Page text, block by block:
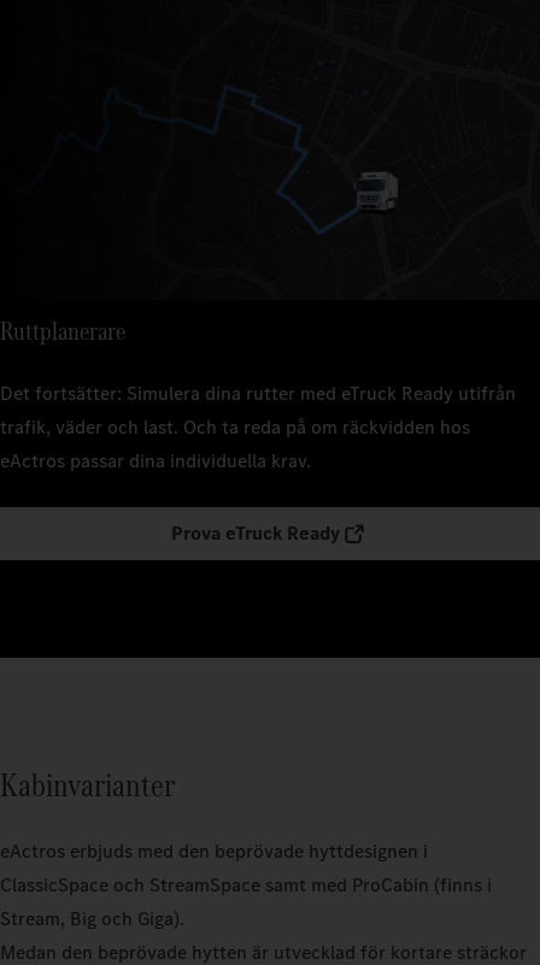
Ruttplanerare
Det fortsätter: Simulera dina rutter med eTruck Ready utifrån
trafik, väder och last. Och ta reda på om räckvidden hos
eActros passar dina individuella krav.
Prova eTruck Ready
Kabinvarianter
eActros erbjuds med den beprövade hyttdesignen i
ClassicSpace och StreamSpace samt med ProCabin (finns i
Stream, Big och Giga).
Medan den beprövade hytten är utvecklad för kortare sträckor